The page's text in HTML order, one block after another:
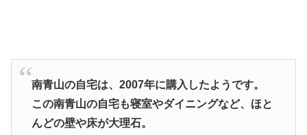
南青山の自宅は、2007年に購入したようです。
この南青山の自宅も寝室やダイニングなど、ほと
んどの壁や床が大理石。